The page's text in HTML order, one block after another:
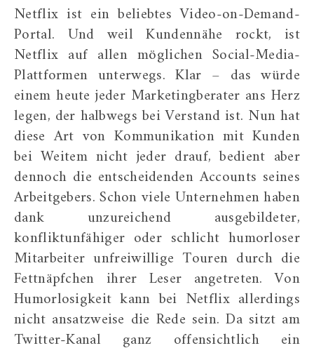
Netflix ist ein beliebtes Video-on-Demand-
Portal. Und weil Kundennähe rockt, ist
Netflix auf allen möglichen Social-Media-
Plattformen unterwegs. Klar – das würde
einem heute jeder Marketingberater ans Herz
legen, der halbwegs bei Verstand ist. Nun hat
diese Art von Kommunikation mit Kunden
bei Weitem nicht jeder drauf, bedient aber
dennoch die entscheidenden Accounts seines
Arbeitgebers. Schon viele Unternehmen haben
dank unzureichend ausgebildeter,
konfliktunfähiger oder schlicht humorloser
Mitarbeiter unfreiwillige Touren durch die
Fettnäpfchen ihrer Leser angetreten. Von
Humorlosigkeit kann bei Netflix allerdings
nicht ansatzweise die Rede sein. Da sitzt am
Twitter-Kanal ganz offensichtlich ein